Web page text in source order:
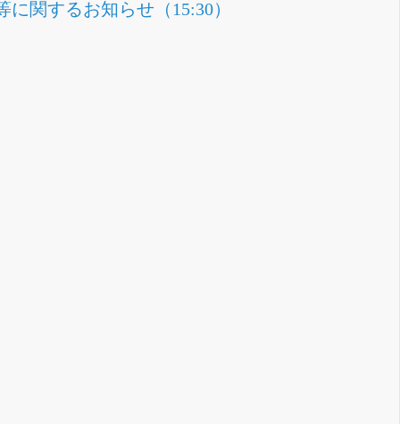
関するお知らせ（15:30）